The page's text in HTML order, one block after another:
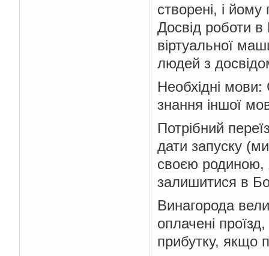
створені, і
Досвід роботи в
віртуальної
людей з
Необхідні
знання іншої
Потрібний
дати запуску
своєю родиною,
залишитися в
Винагорода
оплачені
прибутку, якщо